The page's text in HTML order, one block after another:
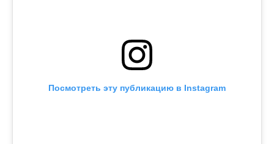
Посмотреть эту публикацию в Instagram